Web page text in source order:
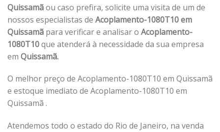
Quissamãou caso prefira, solicite uma visita de um de
nossos especialistas de Acoplamento-1080T10 em
Quissamã para verificar e analisar o Acoplamento-
1080T10que atenderá à necessidade da sua empresa
em Quissamã.
O melhor preço de Acoplamento-1080T10 em Quissamã
e estoque imediato de Acoplamento-1080T10 em
Quissamã .
Atendemos todo o estado do Rio de Janeiro, na venda